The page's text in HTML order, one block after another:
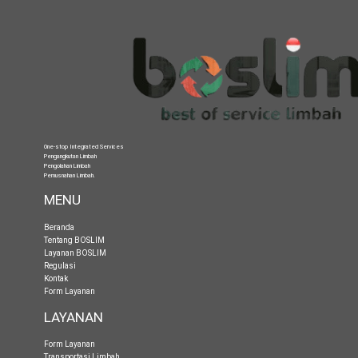
One-stop Integrated Services
Pengangkutan Limbah
Pengolahan Limbah
Pemusnahan Limbah.
MENU
Beranda
Tentang BOSLIM
Layanan BOSLIM
Regulasi
Kontak
Form Layanan
LAYANAN
Form Layanan